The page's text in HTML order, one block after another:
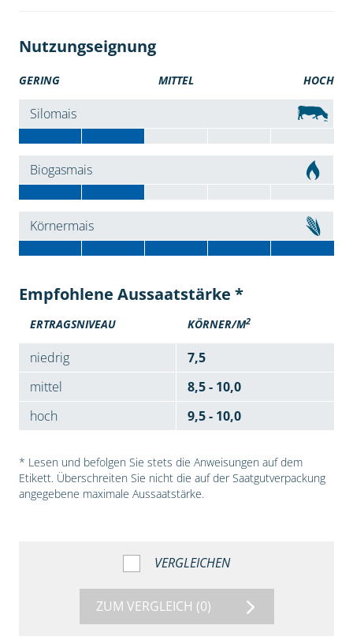
Nutzungseignung
GERING MITTEL HOCH
Silomais
Biogasmais
Körnermais
Empfohlene Aussaatstärke *
ERTRAGSNIVEAU KÖRNER/M2
niedrig
7,5
mittel
8,5 - 10,0
hoch
9,5 - 10,0
* Lesen und befolgen Sie stets die Anweisungen auf dem
Etikett. Überschreiten Sie nicht die auf der Saatgutverpackung
angegebene maximale Aussaatstärke.
VERGLEICHEN
ZUM VERGLEICH (0)